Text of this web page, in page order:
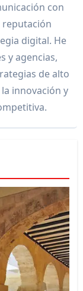
con
reputación
digital. He
y agencias,
de alto
innovación y